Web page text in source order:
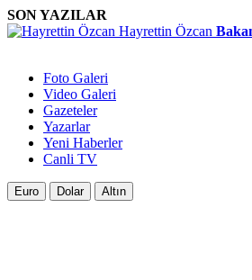
SON YAZILAR
Hayrettin Özcan
Foto Galeri
Video Galeri
Gazeteler
Yazarlar
Yeni Haberler
Canli TV
Euro Dolar Altın